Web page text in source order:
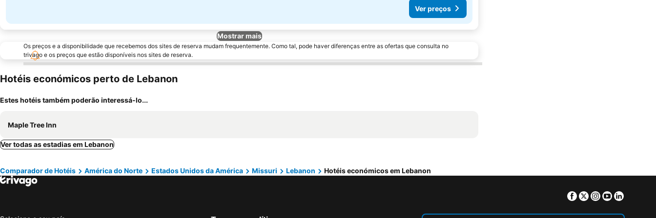
Ver preços
Mostrar mais
Os preços e a disponibilidade que recebemos dos sites de reserva mudam frequentemente. Como tal, pode haver diferenças entre as ofertas que consulta no
trivago e os preços que estão disponíveis nos sites de reserva.
Hotéis económicos perto de Lebanon
Estes hotéis também poderão interessá-lo...
Maple Tree Inn
Ver todas as estadias em Lebanon
Comparador de Hotéis América do Norte Estados Unidos da América Missuri Lebanon Hotéis económicos em Lebanon
Facebook
TwitterInstagram
Youtube